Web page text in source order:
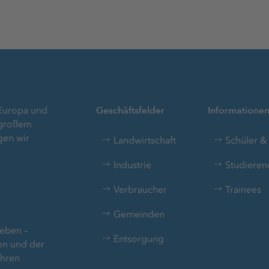
Cluster D Jumeirah
Emirate
KONTAKT
und
wir
–
und der
Geschäftsfelder
Landwirtschaft
Industrie
Verbraucher
Gemeinden
Entsorgung
Schüler
Trainees